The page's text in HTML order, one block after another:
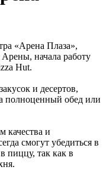
«Арена Плаза»,
начала работу
Hut.
и десертов,
полноценный обед или
качества и
смогут убедиться в
пиццу, так как в